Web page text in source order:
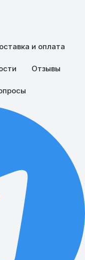
и оплата
Отзывы